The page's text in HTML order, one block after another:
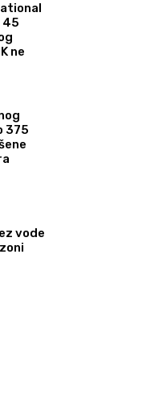
45
ne
375
vode